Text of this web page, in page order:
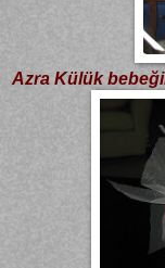
Azra Külük